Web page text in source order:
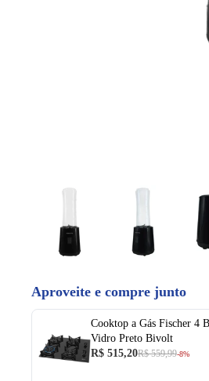
Aproveite e compre junto
Cooktop a Gás Fischer 4
Vidro Preto Bivolt
R$ 515,20R$ 559,99-8%